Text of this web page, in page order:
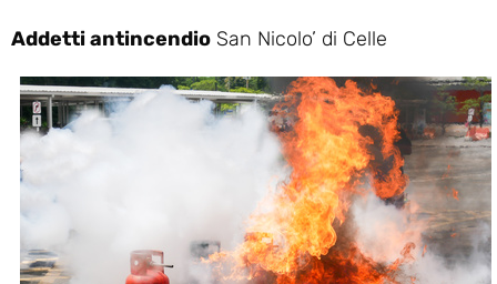
Addetti antincendio San Nicolo’ di Celle